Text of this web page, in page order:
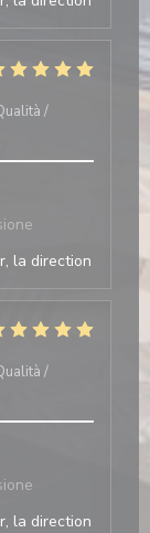
/
la direction
/
la direction